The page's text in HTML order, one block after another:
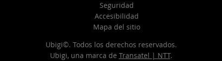
Seguridad
Accesibilidad
Mapa del sitio
Ubigi©. Todos los derechos reservados.
Ubigi, una marca de Transatel | NTT.